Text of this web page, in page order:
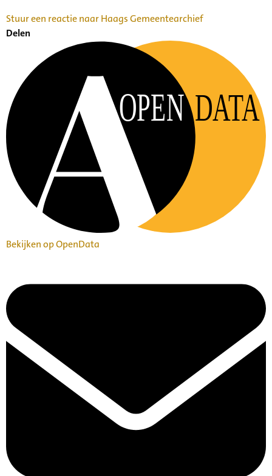
Stuur een reactie naar Haags Gemeentearchief
Delen
OPEN DATA
Bekijken op OpenData